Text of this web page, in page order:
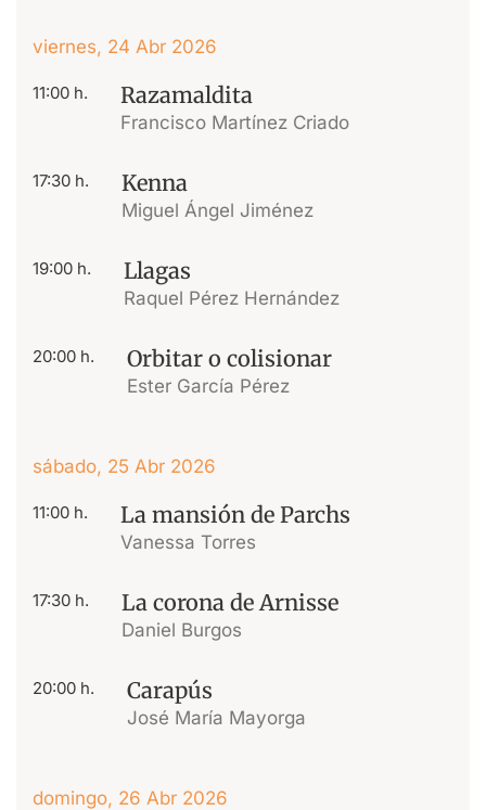
viernes, 24 Abr 2026
11:00 h. Razamaldita
Francisco Martínez Criado
17:30 h. Kenna
Miguel Ángel Jiménez
19:00 h. Llagas
Raquel Pérez Hernández
20:00 h. Orbitar o colisionar
Ester García Pérez
sábado, 25 Abr 2026
11:00 h. La mansión de Parchs
Vanessa Torres
17:30 h. La corona de Arnisse
Daniel Burgos
20:00 h. Carapús
José María Mayorga
domingo, 26 Abr 2026